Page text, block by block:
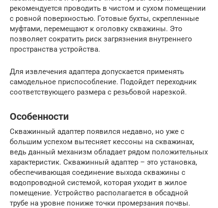
рекомендуется проводить в чистом и сухом помещении
с ровной поверхностью. Готовые бухты, скрепленные
муфтами, перемещают к оголовку скважины. Это
позволяет сократить риск загрязнения внутреннего
пространства устройства.
Для извлечения адаптера допускается применять
самодельное приспособление. Подойдет переходник
соответствующего размера с резьбовой нарезкой.
Особенности
Скважинный адаптер появился недавно, но уже с
большим успехом вытесняет кессоны на скважинах,
ведь данный механизм обладает рядом положительных
характеристик. Скважинный адаптер – это установка,
обеспечивающая соединение выхода скважины с
водопроводной системой, которая уходит в жилое
помещение. Устройство располагается в обсадной
трубе на уровне пониже точки промерзания почвы.